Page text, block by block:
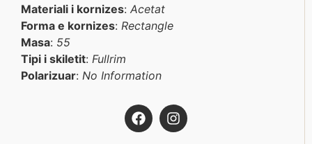
Materiali i kornizes: Acetat
Forma e kornizes: Rectangle
Masa: 55
Tipi i skiletit: Fullrim
Polarizuar: No Information